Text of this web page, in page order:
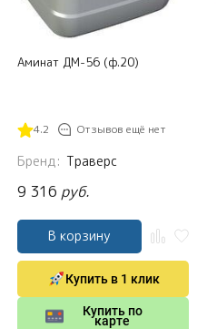
Аминат ДМ-56 (ф.20)
4.2 Отзывов ещё нет
Бренд: Траверс
9 316 руб.
В корзину
Купить в 1 клик
Купить по
карте